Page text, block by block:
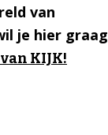
van
je hier graag
KIJK!